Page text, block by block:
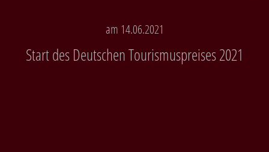
am 14.06.2021
Start des Deutschen Tourismuspreises 2021